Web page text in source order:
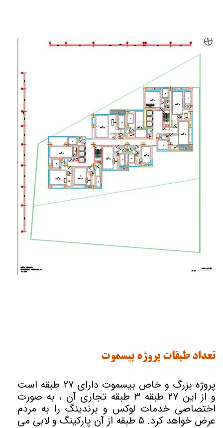
تعداد طبقات پروژه بیسموت
پروژه بزرگ و خاص بیسموت دارای ۲۷ طبقه است
و از این ۲۷ طبقه ۳ طبقه تجاری آن ، به صورت
اختصاصی خدمات لوکس و برندینگ را به مردم
عرض خواهد کرد. ۵ طبقه از آن پارکینگ و لابی می